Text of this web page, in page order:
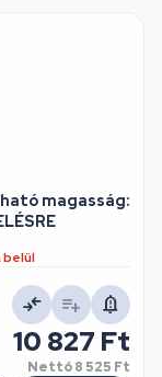
magasság:
belül
10 827 Ft
Nettó8 525 Ft